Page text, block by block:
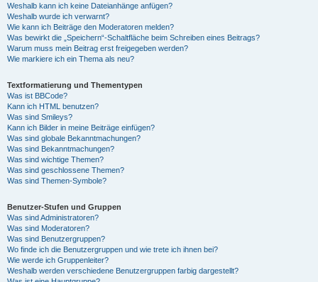
Weshalb kann ich keine Dateianhänge anfügen?
Weshalb wurde ich verwarnt?
Wie kann ich Beiträge den Moderatoren melden?
Was bewirkt die „Speichern“-Schaltfläche beim Schreiben eines Beitrags?
Warum muss mein Beitrag erst freigegeben werden?
Wie markiere ich ein Thema als neu?
Textformatierung und Thementypen
Was ist BBCode?
Kann ich HTML benutzen?
Was sind Smileys?
Kann ich Bilder in meine Beiträge einfügen?
Was sind globale Bekanntmachungen?
Was sind Bekanntmachungen?
Was sind wichtige Themen?
Was sind geschlossene Themen?
Was sind Themen-Symbole?
Benutzer-Stufen und Gruppen
Was sind Administratoren?
Was sind Moderatoren?
Was sind Benutzergruppen?
Wo finde ich die Benutzergruppen und wie trete ich ihnen bei?
Wie werde ich Gruppenleiter?
Weshalb werden verschiedene Benutzergruppen farbig dargestellt?